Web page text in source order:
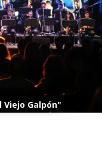
Viejo Galpón"